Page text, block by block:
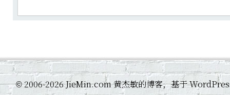
©2006-2026 JieMin.com 黄杰敏的博客，基于